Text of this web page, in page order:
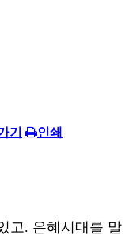
기 인쇄
고. 은혜시대를 말